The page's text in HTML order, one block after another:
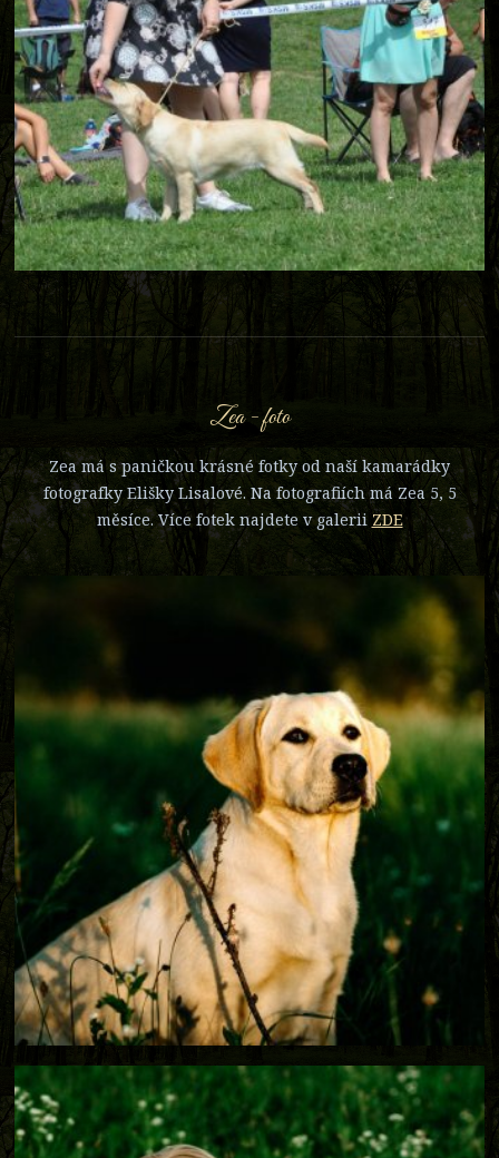
Zea - foto
Zea má s paničkou krásné fotky od naší kamarádky
fotografky Elišky Lisalové. Na fotografiích má Zea 5, 5
měsíce. Více fotek najdete v galerii ZDE